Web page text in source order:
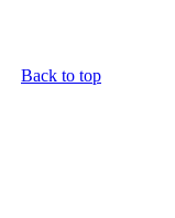
Back to top